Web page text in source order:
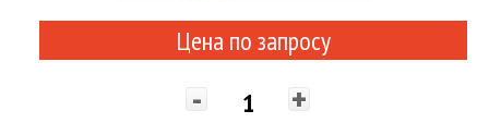
Цена по запросу
- +